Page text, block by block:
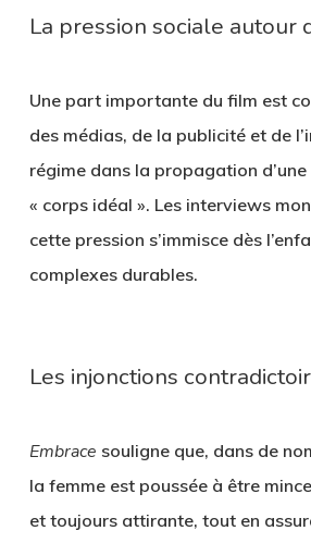
La pression sociale autour
Une part importante du film est
des médias, de la publicité et de
régime dans la propagation
« corps idéal ». Les interviews
cette pression s’immisce dès
complexes durables.
Les injonctions
Embrace souligne que, dans de
la femme est poussée à être
et toujours attirante, tout en